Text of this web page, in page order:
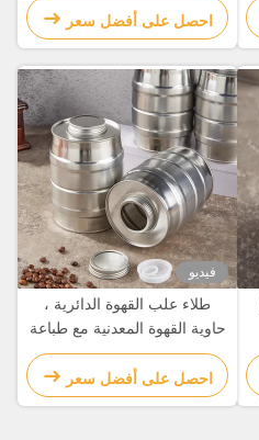
احصل على أفضل سعر
فيديو
طلاء علب القهوة الدائرية ،
حاوية القهوة المعدنية مع طباعة
4 ألوان
احصل على أفضل سعر